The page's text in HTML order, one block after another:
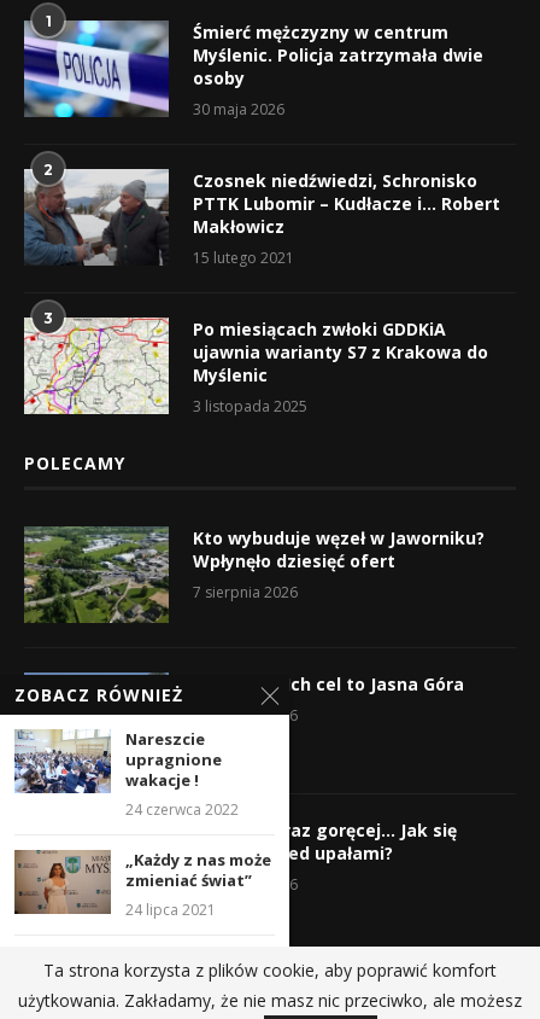
1
Śmierć mężczyzny w centrum
Myślenic. Policja zatrzymała dwie
osoby
30 maja 2026
2
Czosnek niedźwiedzi, Schronisko
PTTK Lubomir – Kudłacze i… Robert
Makłowicz
15 lutego 2021
3
Po miesiącach zwłoki GDDKiA
ujawnia warianty S7 z Krakowa do
Myślenic
3 listopada 2025
POLECAMY
Kto wybuduje węzeł w Jaworniku?
Wpłynęło dziesięć ofert
7 sierpnia 2026
Wyruszyli! Ich cel to Jasna Góra
5 sierpnia 2026
Gorąco, coraz goręcej… Jak się
chronić przed upałami?
4 sierpnia 2026
ZOBACZ RÓWNIEŻ
Nareszcie
upragnione
wakacje !
24 czerwca 2022
„Każdy z nas może
zmieniać świat”
24 lipca 2021
Półkolonia z piłką
ręczną – SUMKS
Jedynka...
Ta strona korzysta z plików cookie, aby poprawić komfort
użytkowania. Zakładamy, że nie masz nic przeciwko, ale możesz